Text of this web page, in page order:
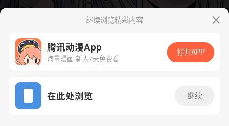
App免费看
下一话
继续浏览精彩内容
腾讯动漫App
海量漫画 新人7天免费看
打开APP
在此处浏览 继续